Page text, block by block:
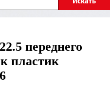
переднего
пластик